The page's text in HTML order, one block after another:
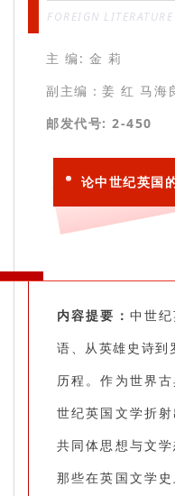
FOREIGN LITERATURE
主 编: 金 莉
副主编：姜 红 马海
邮发代号: 2-450
论中世纪英国
内容提要： 中世
语、从英雄史诗到
历程。作为世界
世纪英国文学折
共同体思想与文学
那些在英国文学